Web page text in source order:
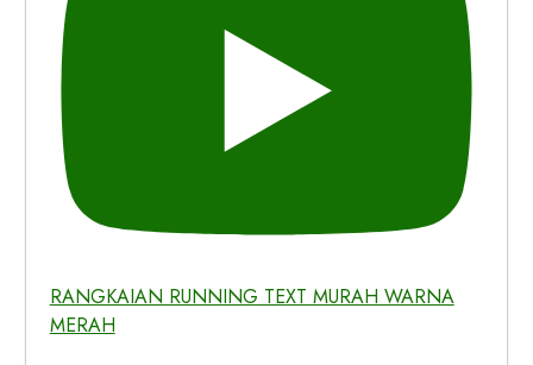
RANGKAIAN RUNNING TEXT MURAH WARNA
MERAH